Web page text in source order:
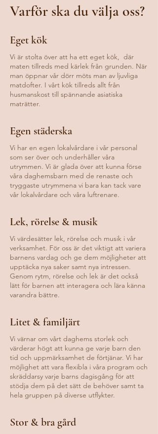
Varför ska du välja oss?
Eget kök
Vi är stolta över att ha ett eget kök, där
maten tillreds med kärlek från grunden. När
man öppnar vår dörr möts man av ljuvliga
matdofter. I vårt kök tillreds allt från
husmanskost till spännande asiatiska
maträtter.
Egen städerska
Vi har en egen lokalvårdare i vår personal
som ser över och underhåller våra
utrymmen. Vi är glada över att kunna förse
våra daghemsbarn med de renaste och
tryggaste utrymmena vi bara kan tack vare
vår lokalvårdare och våra luftrenare.
Lek, rörelse & musik
Vi värdesätter lek, rörelse och musik i vår
verksamhet. För oss är det viktigt att variera
barnens vardag och ge dem möjligheter att
upptäcka nya saker samt nya intressen.
Genom rytm, rörelse och lek är det också
lätt för barnen att interagera och lära känna
varandra bättre.
Litet & familjärt
Vi värnar om vårt daghems storlek och
värderar högt att kunna ge varje barn den
tid och uppmärksamhet de förtjänar. Vi har
möjlighet att vara flexibla i våra program och
skräddarsy varje barns dagisgång för att
stödja dem på det sätt de behöver samt ta
hela gruppen på diverse utflykter.
Stor & bra gård